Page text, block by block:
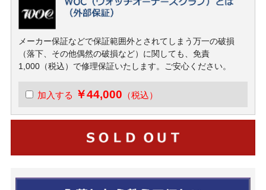
メーカー保証などで保証範囲外とされてしまう万一の破損
（落下、その他偶然の破損など）に関しても、免責
1,000（税込）で修理保証いたします。ご安心ください。
加入する ￥44,000 （税込）